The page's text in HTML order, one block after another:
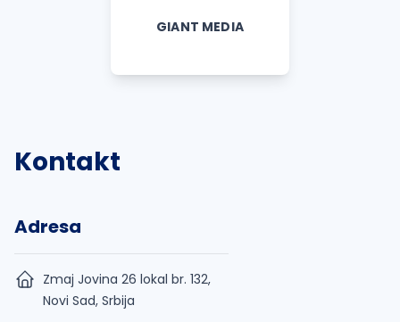
GIANT MEDIA
Kontakt
Adresa
Zmaj Jovina 26 lokal br. 132,
Novi Sad, Srbija